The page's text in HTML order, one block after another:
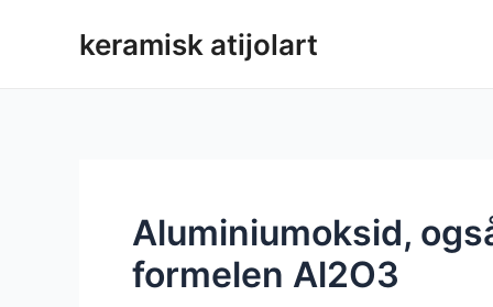
keramisk atijolart
Aluminiumoksid,
formelen Al2O3